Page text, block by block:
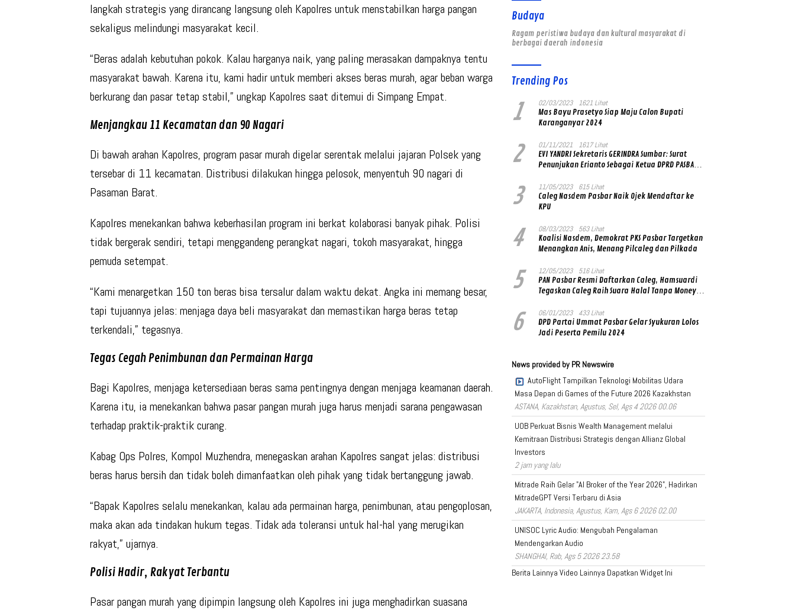
langkah strategis yang dirancang langsung oleh Kapolres untukmenstabilkan harga pangan
sekaligus melindungi masyarakat kecil.
“Beras adalah kebutuhan pokok. Kalau harganya naik, yang paling merasakan dampaknya tentu
masyarakat bawah. Karena itu, kami hadir untuk memberi akses beras murah, agar beban warga
berkurang dan pasar tetap stabil,” ungkap Kapolres saat ditemui di Simpang Empat.
Menjangkau 11 Kecamatan dan 90 Nagari
Di bawah arahan Kapolres, program pasar murah digelar serentak melalui jajaran Polsek yang
tersebar di 11 kecamatan. Distribusi dilakukan hingga pelosok, menyentuh 90 nagari di
Pasaman Barat.
Kapolres menekankan bahwa keberhasilan program ini berkat kolaborasi banyak pihak. Polisi
tidak bergerak sendiri, tetapi menggandeng perangkat nagari, tokoh masyarakat, hingga
pemuda setempat.
“Kami menargetkan 150 ton beras bisa tersalur dalam waktu dekat. Angka ini memang besar,
tapi tujuannya jelas: menjaga daya beli masyarakat dan memastikan harga beras tetap
terkendali,” tegasnya.
Tegas Cegah Penimbunan dan Permainan Harga
Bagi Kapolres, menjaga ketersediaan beras sama pentingnya dengan menjaga keamanan daerah.
Karena itu, ia menekankan bahwa pasar pangan murah juga harus menjadi sarana pengawasan
terhadap praktik-praktik curang.
Kabag Ops Polres, Kompol Muzhendra, menegaskan arahan Kapolres sangat jelas: distribusi
beras harus bersih dan tidak boleh dimanfaatkan oleh pihak yang tidak bertanggung jawab.
“Bapak Kapolres selalu menekankan, kalau ada permainan harga, penimbunan, atau pengoplosan,
maka akan ada tindakan hukum tegas. Tidak ada toleransi untuk hal-hal yang merugikan
rakyat,” ujarnya.
Polisi Hadir, Rakyat Terbantu
Pasar pangan murah yang dipimpin langsung oleh Kapolres ini juga menghadirkan suasana
Budaya
Ragam peristiwa budaya dan kultural masyarakat di
berbagai daerah indonesia
Trending Pos
1 02/03/2023 1621 Lihat
Mas Bayu Prasetyo Siap Maju Calon Bupati
Karanganyar 2024
2 01/11/2021 1617 Lihat
EVI YANDRI Sekretaris GERINDRA Sumbar: Surat
Penunjukan Erianto Sebagai Ketua DPRD PASBAR
Prabowo Subianto
3 11/05/2023 615 Lihat
Caleg Nasdem Pasbar Naik Ojek Mendaftar ke
KPU
4 08/03/2023 563 Lihat
Koalisi Nasdem, Demokrat PKS Pasbar Targetkan
Menangkan Anis, Menang Pilcaleg dan Pilkada
5 12/05/2023 516 Lihat
PAN Pasbar Resmi Daftarkan Caleg, Hamsuardi
Tegaskan Caleg Raih Suara Halal Tanpa Money
6 06/01/2023 433 Lihat
DPD Partai Ummat Pasbar Gelar Syukuran Lolos
Jadi Peserta Pemilu 2024
News provided by PR Newswire
AutoFlight Tampilkan Teknologi Mobilitas Udara
Masa Depan di Games of the Future 2026 Kazakhstan
ASTANA, Kazakhstan, Agustus, Sel, Ags 4 2026 00.06
UOB Perkuat Bisnis Wealth Management melalui
Kemitraan Distribusi Strategis dengan Allianz Global
Investors
2 jam yang lalu
Mitrade Raih Gelar "AI Broker of the Year 2026", Hadirkan
MitradeGPT Versi Terbaru di Asia
JAKARTA, Indonesia, Agustus, Kam, Ags 6 2026 02.00
UNISOC Lyric Audio: Mengubah Pengalaman
Mendengarkan Audio
SHANGHAI, Rab, Ags 5 2026 23.58
Berita Lainnya Video Lainnya Dapatkan Widget Ini